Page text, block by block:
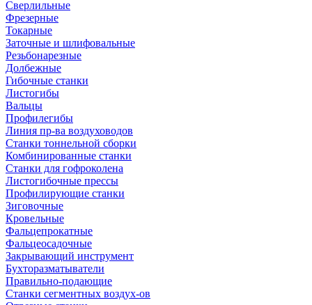
Сверлильные
Фрезерные
Токарные
Заточные и шлифовальные
Резьбонарезные
Долбежные
Гибочные станки
Листогибы
Вальцы
Профилегибы
Линия пр-ва воздуховодов
Станки тоннельной сборки
Комбинированные станки
Станки для гофроколена
Листогибочные прессы
Профилирующие станки
Зиговочные
Кровельные
Фальцепрокатные
Фальцеосадочные
Закрывающий инструмент
Бухторазматыватели
Правильно-подающие
Станки сегментных воздух-ов